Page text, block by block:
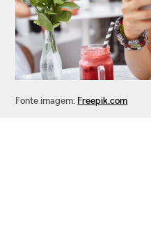
Fonte imagem: Freepik.com